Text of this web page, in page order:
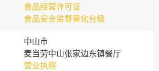
食品经营许可证
食品安全监督量化分级
中山市
麦当劳中山张家边东镇餐厅
营业执照